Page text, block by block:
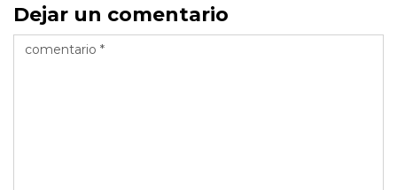
Dejar un comentario